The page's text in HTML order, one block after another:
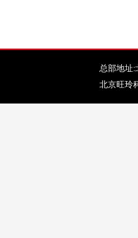
总部地址:
北京旺玲